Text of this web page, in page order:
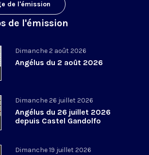
de l'émission
de l'émission
Dimanche 2 août 2026
Angélus du 2 août 2026
Dimanche 26 juillet 2026
Angélus du 26 juillet 2026
depuis Castel Gandolfo
Dimanche 19 juillet 2026